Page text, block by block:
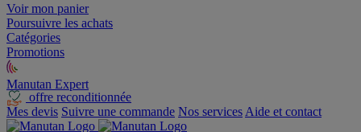
Voir mon panier
Poursuivre les achats
Catégories
Promotions
Manutan Expert
offre reconditionnée
Mes devis Suivre une commande Nos services Aide et contact